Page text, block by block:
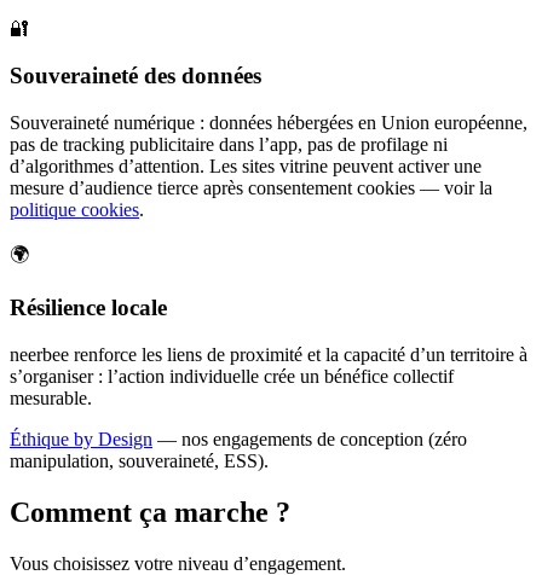
🔐
Souveraineté des données
Souveraineté numérique : données hébergées en Union européenne,
pas de tracking publicitaire dans l’app, pas de profilage ni
d’algorithmes d’attention. Les sites vitrine peuvent activer une
mesure d’audience tierce après consentement cookies — voir la
politique cookies.
🌍
Résilience locale
neerbee renforce les liens de proximité et la capacité d’un territoire à
s’organiser : l’action individuelle crée un bénéfice collectif
mesurable.
Éthique by Design — nos engagements de conception (zéro
manipulation, souveraineté, ESS).
Comment ça marche ?
Vous choisissez votre niveau d’engagement.